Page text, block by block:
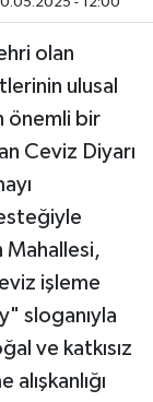
olan
ulusal
önemli bir
Ceviz Diyarı
Mahallesi,
işleme
sloganıyla
ve katkısız